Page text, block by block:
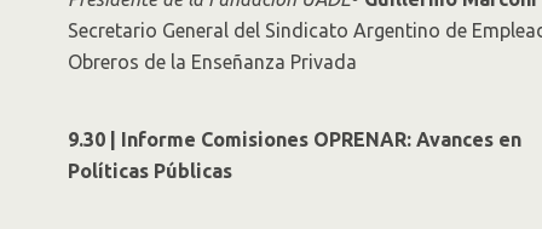
Secretario General del Sindicato Argentino de
Obreros de la Enseñanza Privada
9.30 | Informe Comisiones OPRENAR: Avances en
Políticas Públicas